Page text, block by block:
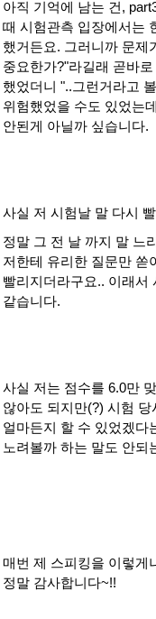
아직 기억에 남는 건,
때 시험관측 입장에서는
했거든요. 그러니까 문제
중요한가?"라길래 곧바
했었더니 "..그런거라고
위험했었을 수도 있었는
안된게 아닐까 싶습니다.
사실 저 시험날 말 다시
정말 그 전 날 까지 말 느
저한테 유리한 질문만 쏟
빨리지더라구요.. 이래서
같습니다.
사실 저는 점수를 6.0만
않아도 되지만(?) 시험
얼마든지 할 수 있었겠다
노려볼까 하는 말도 안되
매번 제 스피킹을 이렇게
정말 감사합니다~!!